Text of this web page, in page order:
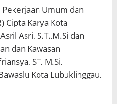
Umum dan
Cipta Karya Kota
Asri, S.T.,M.Si dan
dan Kawasan
ST, M.Si,
Kota Lubuklinggau,